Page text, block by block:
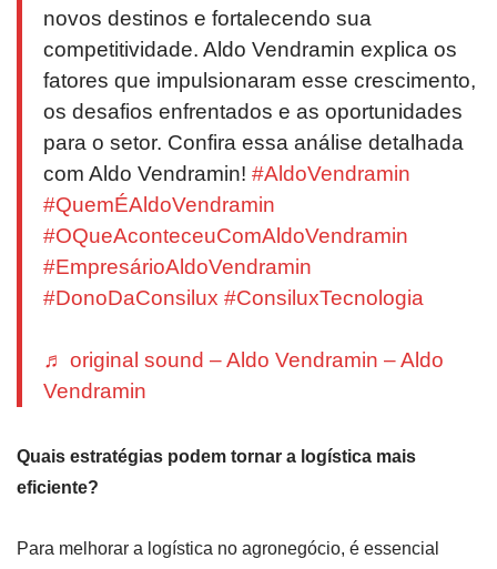
novos destinos e fortalecendo sua
competitividade. Aldo Vendramin explica os
fatores que impulsionaram esse crescimento,
os desafios enfrentados e as oportunidades
para o setor. Confira essa análise detalhada
com Aldo Vendramin!#AldoVendramin
#QuemÉAldoVendramin
#OQueAconteceuComAldoVendramin
#EmpresárioAldoVendramin
#DonoDaConsilux #ConsiluxTecnologia
♬ original sound – Aldo Vendramin – Aldo
Vendramin
Quais estratégias podem tornar a logística mais
eficiente?
Para melhorar a logística no agronegócio, é essencial